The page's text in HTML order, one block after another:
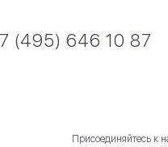
(495) 646 10 87
Присоединяйтесь к